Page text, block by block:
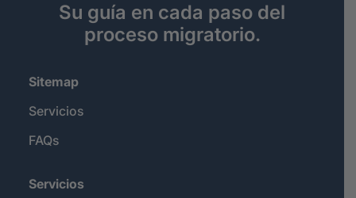
Su guía en cada paso del
proceso migratorio.
Sitemap
Servicios
FAQs
Servicios